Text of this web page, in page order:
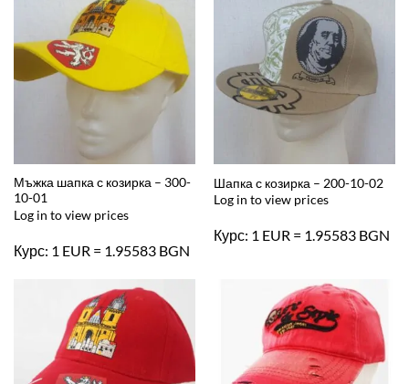
Мъжка шапка с козирка – 300-
10-01
Log in to view prices
Курс: 1 EUR = 1.95583 BGN
Шапка с козирка – 200-10-02
Log in to view prices
Курс: 1 EUR = 1.95583 BGN